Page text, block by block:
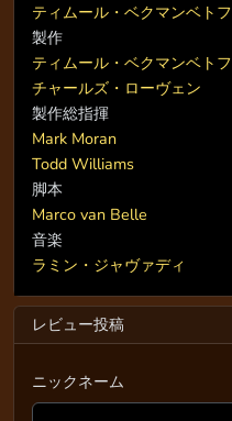
ティムール・ベクマンベトフ
製作
ティムール・ベクマンベトフ
チャールズ・ローヴェン
製作総指揮
Mark Moran
Todd Williams
脚本
Marco van Belle
音楽
ラミン・ジャヴァディ
レビュー投稿
ニックネーム